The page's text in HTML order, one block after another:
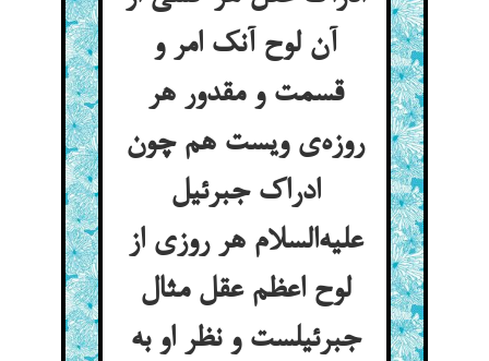
آن لوح آنک امر و
قسمت و مقدور هر
روزه‌ی ویست هم چون
ادراک جبرئیل
علیه‌السلام هر روزی از
لوح اعظم عقل مثال
جبرئیلست و نظر او به